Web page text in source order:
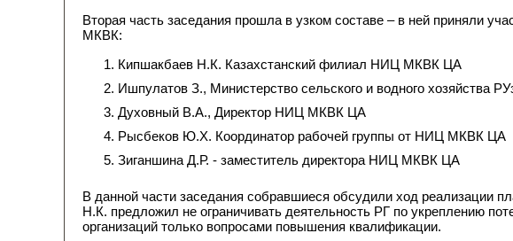
Вторая часть заседания прошла в узком составе – в ней приняли
МКВК:
Кипшакбаев Н.К. Казахстанский филиал НИЦ МКВК ЦА
Ишпулатов З., Министерство сельского и водного хозяйства
Духовный В.А., Директор НИЦ МКВК ЦА
Рысбеков Ю.Х. Координатор рабочей группы от НИЦ МКВК ЦА
Зиганшина Д.Р. - заместитель директора НИЦ МКВК ЦА
В данной части заседания собравшиеся обсудили ход реализации
Н.К. предложил не ограничивать деятельность РГ по укреплению
организаций только вопросами повышения квалификации.